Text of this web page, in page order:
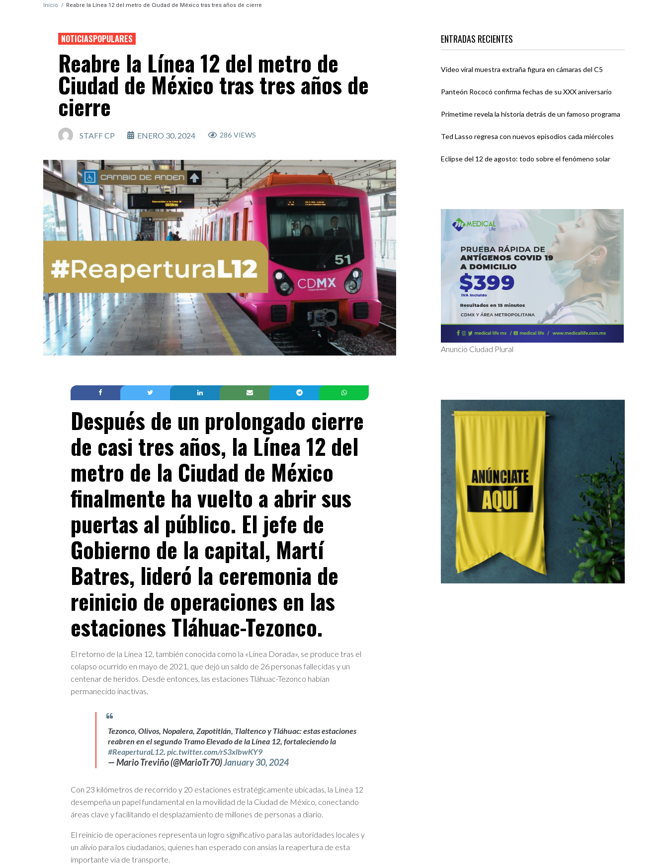
Inicio / Reabre la Línea 12 del metro de Ciudad de México tras tres años de cierre
NOTICIASPOPULARES
Reabre la Línea 12 del metro de
Ciudad de México tras tres años de
cierre
STAFF CP ENERO 30, 2024 286 VIEWS
Después de un prolongado cierre
de casi tres años, la Línea 12 del
metro de la Ciudad de México
finalmente ha vuelto a abrir sus
puertas al público. El jefe de
Gobierno de la capital, Martí
Batres, lideró la ceremonia de
reinicio de operaciones en las
estaciones Tláhuac-Tezonco.
El retorno de la Línea 12, también conocida como la «Línea Dorada», se produce tras el
colapso ocurrido en mayo de 2021, que dejó un saldo de 26 personas fallecidas y un
centenar de heridos. Desde entonces, las estaciones Tláhuac-Tezonco habían
permanecido inactivas.
Tezonco, Olivos, Nopalera, Zapotitlán, Tlaltenco y Tláhuac: estas estaciones
reabren en el segundo Tramo Elevado de la Línea 12, fortaleciendo la
#ReaperturaL12. pic.twitter.com/rS3xlbwKY9
— Mario Treviño (@MarioTr70)January 30, 2024
Con 23 kilómetros de recorrido y 20 estaciones estratégicamente ubicadas, la Línea 12
desempeña un papel fundamental en la movilidad de la Ciudad de México, conectando
áreas clave y facilitando el desplazamiento de millones de personas a diario.
El reinicio de operaciones representa un logro significativo para las autoridades locales y
un alivio para los ciudadanos, quienes han esperado con ansias la reapertura de esta
importante vía de transporte.
ENTRADAS RECIENTES
Video viral muestra extraña figura en cámaras del C5
Panteón Rococó confirma fechas de su XXX aniversario
Primetime revela la historia detrás de un famoso programa
Ted Lasso regresa con nuevos episodios cada miércoles
Eclipse del 12 de agosto: todo sobre el fenómeno solar
Anuncio Ciudad Plural